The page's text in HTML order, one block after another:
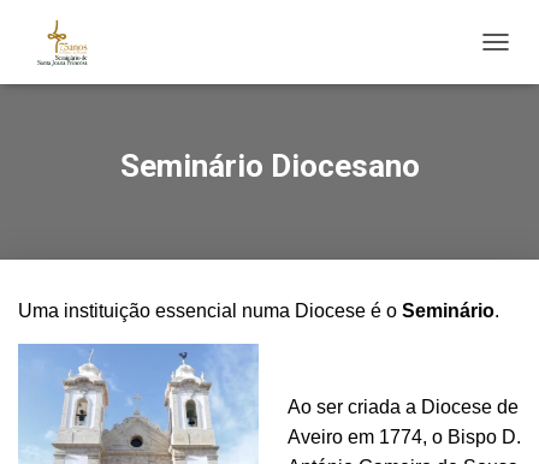
Seminário Diocesano
Uma instituição essencial numa Diocese é o Seminário.
Ao ser criada a Diocese de
Aveiro em 1774, o Bispo D.